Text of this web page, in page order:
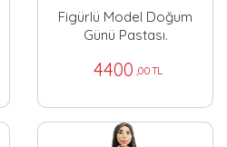
Figürlü Model Doğum
Günü Pastası.
4400 ,00 TL